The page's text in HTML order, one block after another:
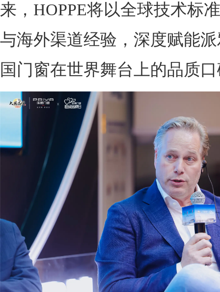
来，HOPPE将以全球技术标
与海外渠道经验，深度赋能
国门窗在世界舞台上的品质